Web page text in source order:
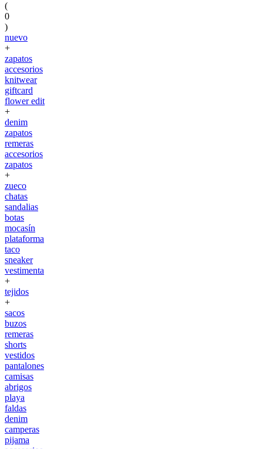
(
0
)
nuevo
+
zapatos
accesorios
knitwear
giftcard
flower edit
+
denim
zapatos
remeras
accesorios
zapatos
+
zueco
chatas
sandalias
botas
mocasín
plataforma
taco
sneaker
vestimenta
+
tejidos
+
sacos
buzos
remeras
shorts
vestidos
pantalones
camisas
abrigos
playa
faldas
denim
camperas
pijama